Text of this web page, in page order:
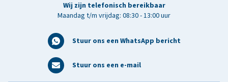
Wij zijn telefonisch bereikbaar
Maandag t/m vrijdag: 08:30 - 13:00 uur
Stuur ons een WhatsApp bericht
Stuur ons een e-mail